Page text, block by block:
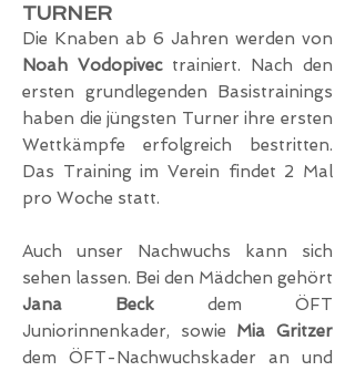
TURNER
Die Knaben ab 6 Jahren werden von
Noah Vodopivec trainiert. Nach den
ersten grundlegenden Basistrainings
haben die jüngsten Turner ihre ersten
Wettkämpfe erfolgreich bestritten.
Das Training im Verein findet 2 Mal
pro Woche statt.
Auch unser Nachwuchs kann sich
sehen lassen. Bei den Mädchen gehört
Jana Beck dem ÖFT
Juniorinnenkader, sowie Mia Gritzer
dem ÖFT-Nachwuchskader an und